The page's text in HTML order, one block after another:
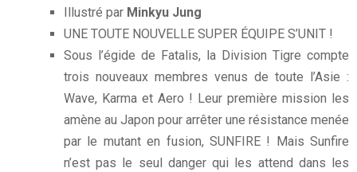
Illustré par Minkyu Jung
UNE TOUTE NOUVELLE SUPER ÉQUIPE S’UNIT !
Sous l’égide de Fatalis, la Division Tigre compte
trois nouveaux membres venus de toute l’Asie :
Wave, Karma et Aero ! Leur première mission les
amène au Japon pour arrêter une résistance menée
par le mutant en fusion, SUNFIRE ! Mais Sunfire
n’est pas le seul danger qui les attend dans les